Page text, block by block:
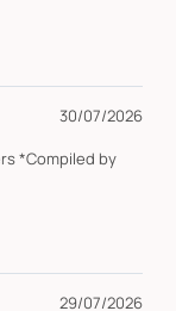
30/07/2026
*Compiled by
29/07/2026